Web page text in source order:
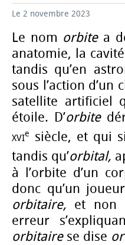
Le 2 novembre 2023
Le nom orbitea
anatomie, la
tandis qu’en
sous l’action
satellite artificiel
étoile. D’orbite
xvie
siècle, et qui
tandis qu’orbital,
à l’orbite d’un
donc qu’un
orbitaire, et non
erreur
orbitaire se dise